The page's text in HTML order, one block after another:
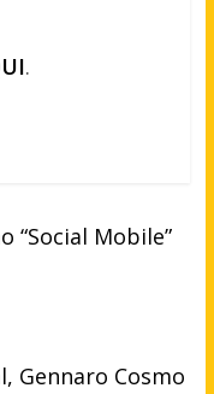
.
“Social Mobile”
Gennaro Cosmo